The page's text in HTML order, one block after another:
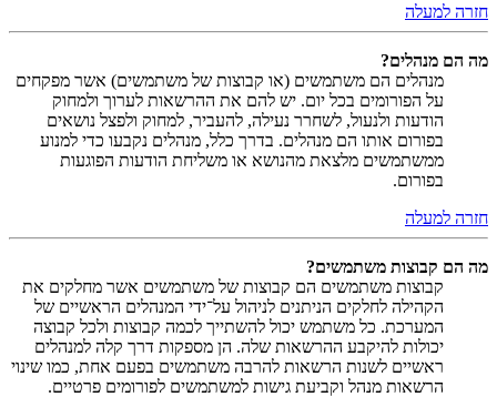
חזרה למעלה
מה הם מנהלים?
מנהלים הם משתמשים (או קבוצות של משתמשים) אשר מפקחים
על הפורומים בכל יום. יש להם את ההרשאות לערוך ולמחוק
הודעות ולנעול, לשחרר נעילה, להעביר, למחוק ולפצל נושאים
בפורום אותו הם מנהלים. בדרך כלל, מנהלים נקבעו כדי למנוע
ממשתמשים מלצאת מהנושא או משליחת הודעות הפוגעות
בפורום.
חזרה למעלה
מה הם קבוצות משתמשים?
קבוצות משתמשים הם קבוצות של משתמשים אשר מחלקים את
הקהילה לחלקים הניתנים לניהול על־ידי המנהלים הראשיים של
המערכת. כל משתמש יכול להשתייך לכמה קבוצות ולכל קבוצה
יכולות להיקבע ההרשאות שלה. הן מספקות דרך קלה למנהלים
ראשיים לשנות הרשאות להרבה משתמשים בפעם אחת, כמו שינוי
הרשאות מנהל וקביעת גישות למשתמשים לפורומים פרטיים.